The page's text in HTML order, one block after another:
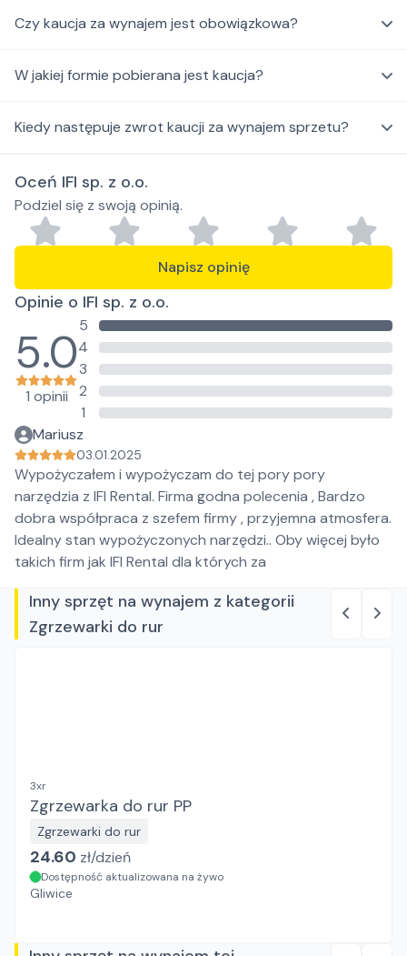
Czy kaucja za wynajem jest obowiązkowa?
W jakiej formie pobierana jest kaucja?
Kiedy następuje zwrot kaucji za wynajem sprzetu?
Oceń IFI sp. z o.o.
Podziel się z swoją opinią.
Napisz opinię
Opinie o IFI sp. z o.o.
5.0
1 opinii
5
4
3
2
1
Mariusz
03.01.2025
Wypożyczałem i wypożyczam do tej pory pory
narzędzia z IFI Rental. Firma godna polecenia , Bardzo
dobra współpraca z szefem firmy , przyjemna atmosfera.
Idealny stan wypożyczonych narzędzi.. Oby więcej było
takich firm jak IFI Rental dla których za
Inny sprzęt na wynajem z kategorii
Zgrzewarki do rur
3xr
Zgrzewarka do rur PP
Zgrzewarki do rur
24.60 zł/dzień
Dostępność aktualizowana na żywo
Gliwice